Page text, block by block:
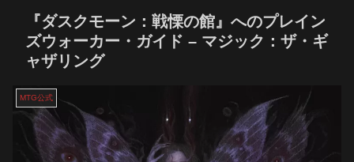
『ダスクモーン：戦慄の館』へのプレイン
ズウォーカー・ガイド – マジック：ザ・ギ
ャザリング
MTG公式